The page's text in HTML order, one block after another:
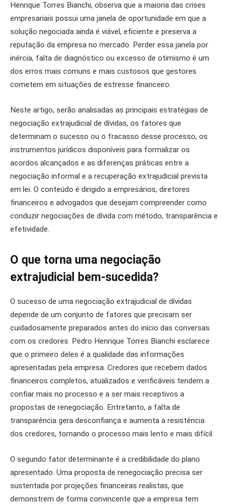
Henrique Torres Bianchi, observa que a maioria das crises
empresariais possui uma janela de oportunidade em que a
solução negociada ainda é viável, eficiente e preserva a
reputação da empresa no mercado. Perder essa janela por
inércia, falta de diagnóstico ou excesso de otimismo é um
dos erros mais comuns e mais custosos que gestores
cometem em situações de estresse financeiro.
Neste artigo, serão analisadas as principais estratégias de
negociação extrajudicial de dívidas, os fatores que
determinam o sucesso ou o fracasso desse processo, os
instrumentos jurídicos disponíveis para formalizar os
acordos alcançados e as diferenças práticas entre a
negociação informal e a recuperação extrajudicial prevista
em lei. O conteúdo é dirigido a empresários, diretores
financeiros e advogados que desejam compreender como
conduzir negociações de dívida com método, transparência e
efetividade.
O que torna uma negociação
extrajudicial bem-sucedida?
O sucesso de uma negociação extrajudicial de dívidas
depende de um conjunto de fatores que precisam ser
cuidadosamente preparados antes do início das conversas
com os credores. Pedro Henrique Torres Bianchi esclarece
que o primeiro deles é a qualidade das informações
apresentadas pela empresa. Credores que recebem dados
financeiros completos, atualizados e verificáveis tendem a
confiar mais no processo e a ser mais receptivos a
propostas de renegociação. Entretanto, a falta de
transparência gera desconfiança e aumenta a resistência
dos credores, tornando o processo mais lento e mais difícil.
O segundo fator determinante é a credibilidade do plano
apresentado. Uma proposta de renegociação precisa ser
sustentada por projeções financeiras realistas, que
demonstrem de forma convincente que a empresa tem